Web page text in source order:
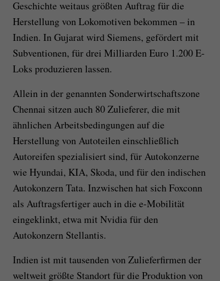
Geschichte weitaus größten Auftrag für die
Herstellung von Lokomotiven bekommen – in
Indien. In Gujarat wird Siemens, gefördert mit
Subventionen, für drei Milliarden Euro 1.200 E-
Loks produzieren lassen.
Allein in der genannten Sonderwirtschaftszone
Chennai sitzen auch 80 Zulieferer, die mit
ähnlichen Arbeitsbedingungen auf die
Herstellung von Autoteilen einschließlich
Autoreifen spezialisiert sind, für Autokonzerne
wie Hyundai, KIA, Skoda, und für den indischen
Autokonzern Tata. Inzwischen hat sich Foxconn
als Auftragsfertiger auch in die e-Mobilität
eingeklinkt, etwa mit Nvidia für den
Autokonzern Stellantis.
Indien ist mit tausenden von Zulieferfirmen der
weltweit größte Standort für die Produktion von